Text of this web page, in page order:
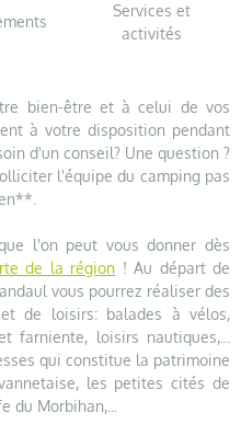
Services et
activités
bien-être et à celui de vos
à votre disposition pendant
d'un conseil? Une question ?
l'équipe du camping pas
l'on peut vous donner dès
de la région ! Au départ de
vous pourrez réaliser des
de loisirs: balades à vélos,
farniente, loisirs nautiques,...
qui constitue la patrimoine
les petites cités de
du Morbihan,...